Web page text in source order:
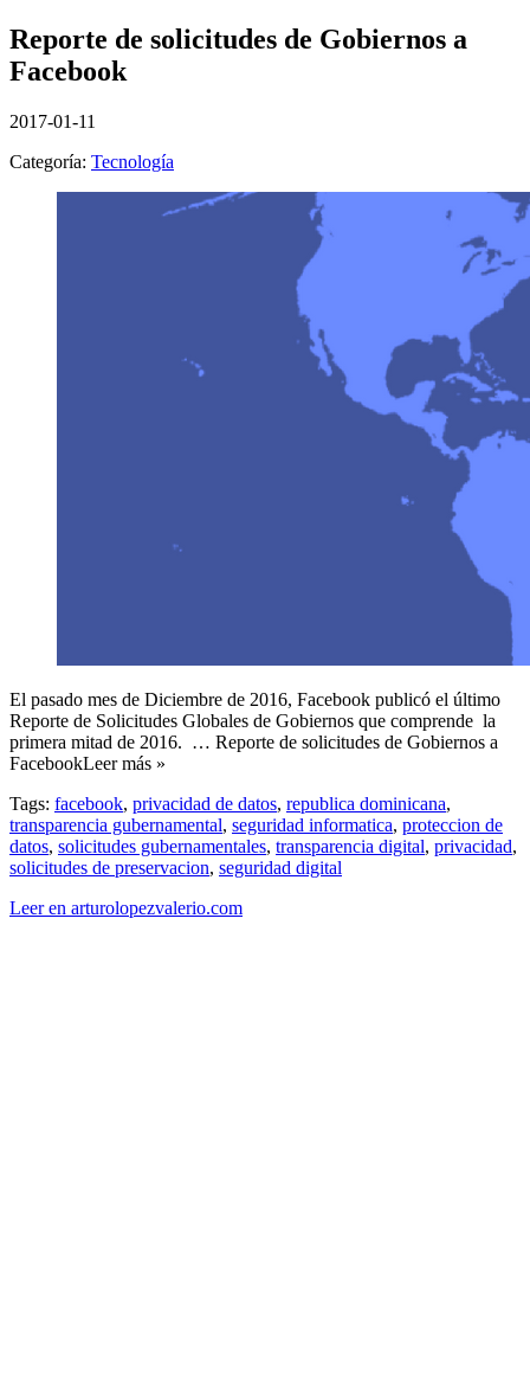
Reporte de solicitudes de Gobiernos a
Facebook
2017-01-11
Categoría: Tecnología
El pasado mes de Diciembre de 2016, Facebook publicó el último
Reporte de Solicitudes Globales de Gobiernos que comprende la
primera mitad de 2016. … Reporte de solicitudes de Gobiernos a
FacebookLeer más »
Tags: facebook, privacidad de datos, republica dominicana,
transparencia gubernamental, seguridad informatica, proteccion de
datos, solicitudes gubernamentales, transparencia digital, privacidad,
solicitudes de preservacion, seguridad digital
Leer en arturolopezvalerio.com